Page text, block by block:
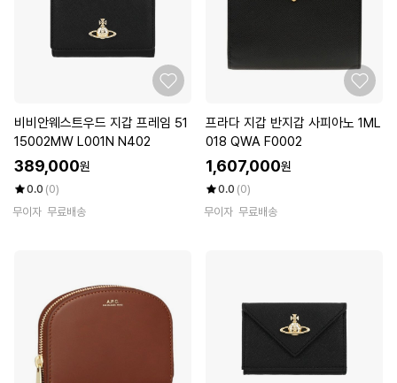
비비안웨스트우드 지갑 프레임 51
15002MW L001N N402
389,000원
0.0 (0)
무이자 무료배송
프라다 지갑 반지갑 사피아노 1ML
018 QWA F0002
1,607,000원
0.0 (0)
무이자 무료배송